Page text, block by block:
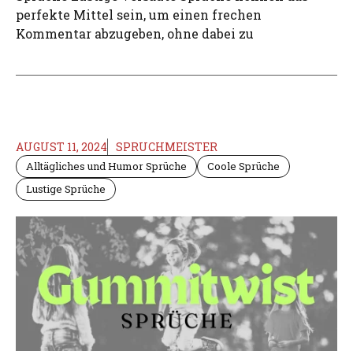
perfekte Mittel sein, um einen frechen
Kommentar abzugeben, ohne dabei zu
AUGUST 11, 2024 SPRUCHMEISTER
Alltägliches und Humor Sprüche
Coole Sprüche
Lustige Sprüche